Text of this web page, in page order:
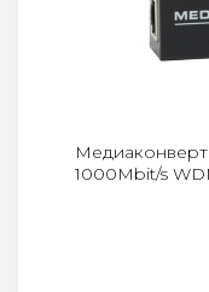
1000Mbit/s